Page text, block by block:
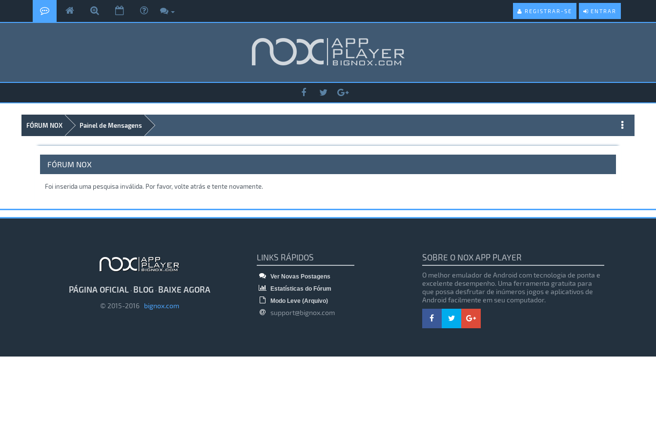
ENTRAR
REGISTRAR-SE
FÓRUM NOX Painel de Mensagens
FÓRUM NOX
Foi inserida uma pesquisa inválida. Por favor, volte atrás e tente novamente.
PÁGINA OFICIAL · BLOG · BAIXE AGORA
© 2015-2016 bignox.com
LINKS RÁPIDOS
Ver Novas Postagens
Estatísticas do Fórum
Modo Leve (Arquivo)
support@bignox.com
SOBRE O NOX APP PLAYER
O melhor emulador de Android com tecnologia de ponta e
excelente desempenho. Uma ferramenta gratuita para
que possa desfrutar de inúmeros jogos e aplicativos de
Android facilmente em seu computador.